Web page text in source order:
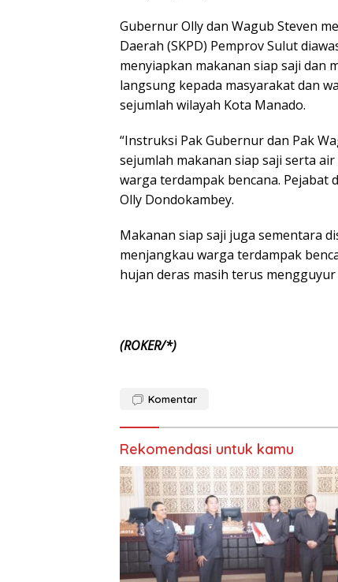
Gubernur Olly dan Wagub Steven
Daerah (SKPD) Pemprov Sulut
menyiapkan makanan siap saji dan
langsung kepada masyarakat dan
sejumlah wilayah Kota Manado.
“Instruksi Pak Gubernur dan Pak
sejumlah makanan siap saji serta
warga terdampak bencana. Pejabat
Olly Dondokambey.
Makanan siap saji juga sementara
menjangkau warga terdampak
hujan deras masih terus
(ROKER/*)
Komentar
Rekomendasi untuk kamu